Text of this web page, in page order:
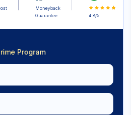
Moneyback
Guarantee
4.8/5
Program